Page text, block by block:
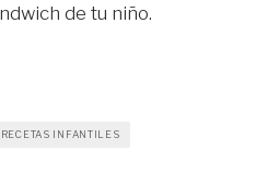
de tu niño.
INFANTILES